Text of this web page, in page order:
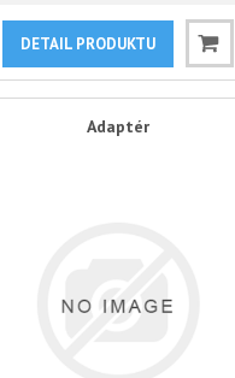
DETAIL PRODUKTU
Adaptér